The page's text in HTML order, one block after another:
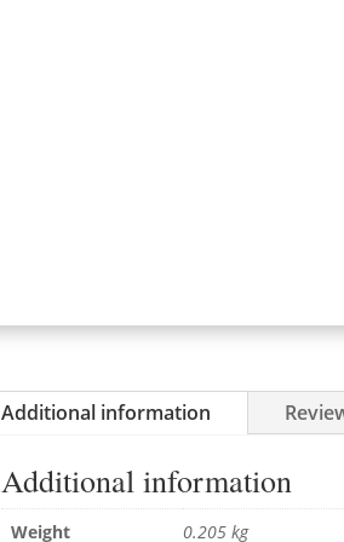
Additional information
Additional information
Weight
0.205 kg